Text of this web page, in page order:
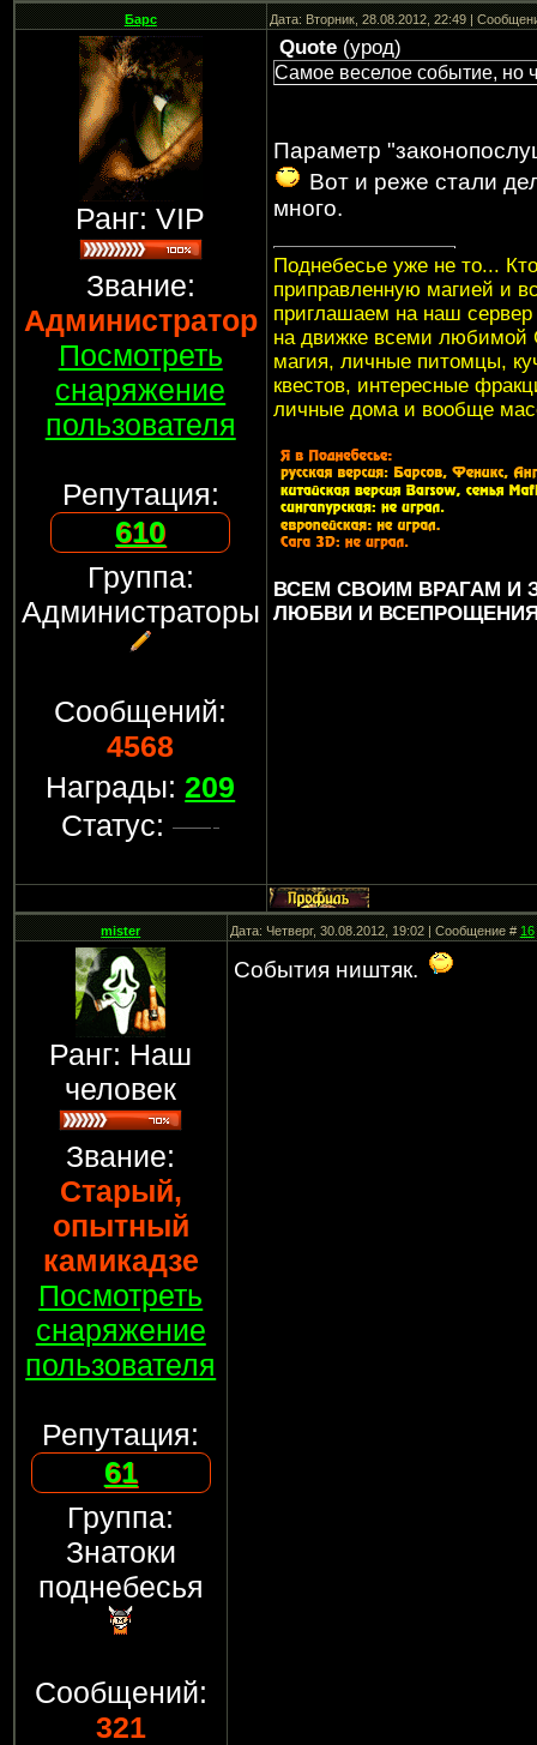
Барс Дата: Вторник, 28.08.2012, 22:49 |
Ранг: VIP
Звание:
Администратор
Посмотреть
снаряжение
пользователя
Репутация:
610
Группа:
Администраторы
Сообщений:
4568
Награды:209
Статус:
Quote(урод)
Самое веселое событие, но
Параметр
Вот и реже стали
много.
Поднебесье уже не то...
приправленную магией и
приглашаем на наш сервер
на движке всеми любимой
магия, личные питомцы,
квестов, интересные
личные дома и вообще
ВСЕМ СВОИМ ВРАГАМ
ЛЮБВИ И
mister Дата: Четверг, 30.08.2012, 19:02 | Сообщение #16
Ранг: Наш
человек
Звание:
Старый,
опытный
камикадзе
Посмотреть
снаряжение
пользователя
Репутация:
61
Группа:
Знатоки
поднебесья
Сообщений:
321
События ништяк.